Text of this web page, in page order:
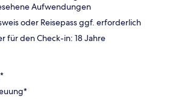
Aufwendungen
oder Reisepass ggf. erforderlich
für den Check-in: 18 Jahre